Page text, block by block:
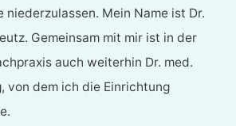
niederzulassen. Mein Name ist Dr.
Gemeinsam mit mir ist in der
auch weiterhin Dr. med.
von dem ich die Einrichtung